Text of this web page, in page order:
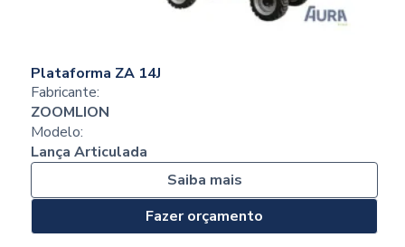
Plataforma ZA 14J
Fabricante:
ZOOMLION
Modelo:
Lança Articulada
Saiba mais
Fazer orçamento